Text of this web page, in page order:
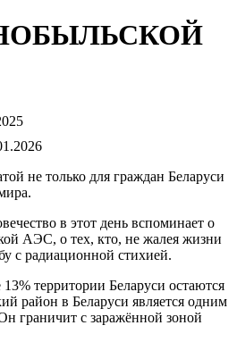
не только для граждан Беларуси
в этот день вспоминает о
АЭС, о тех, кто, не жалея жизни
с радиационной стихией.
территории Беларуси остаются
район в Беларуси является одним
граничит с заражённой зоной